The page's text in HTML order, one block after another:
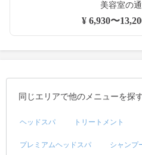
美容室の
¥ 6,930〜
同じエリアで他のメニューを探
ヘッドスパ トリートメント
プレミアムヘッドスパ シャンプ